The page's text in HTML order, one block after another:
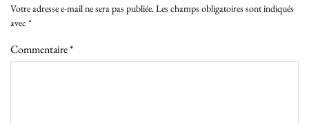
Votre adresse e-mail ne sera pas publiée.Les champs obligatoires sont indiqués
avec *
Commentaire*